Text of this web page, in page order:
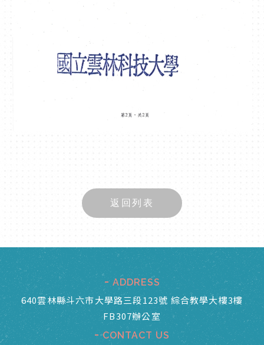
返回列表
ADDRESS
640雲林縣斗六市大學路三段123號 綜合教學大樓3樓
FB307辦公室
CONTACT US